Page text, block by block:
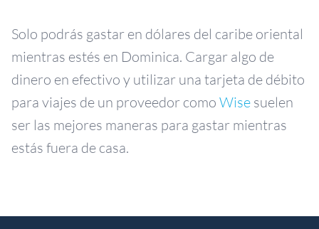
Solo podrás gastar en dólares del caribe oriental
mientras estés en Dominica. Cargar algo de
dinero en efectivo y utilizar una tarjeta de débito
para viajes de un proveedor como Wise suelen
ser las mejores maneras para gastar mientras
estás fuera de casa.